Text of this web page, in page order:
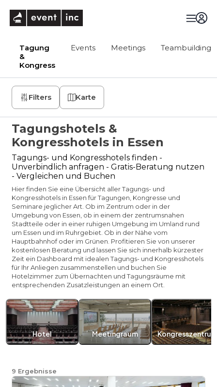
Tagung
&
Kongress
Events Meetings Teambuilding
Filters Karte
Tagungshotels &
Kongresshotels in Essen
Tagungs- und Kongresshotels finden -
Unverbindlich anfragen - Gratis-Beratung nutzen
- Vergleichen und Buchen
Hier finden Sie eine Übersicht aller Tagungs- und
Kongresshotels in Essen für Tagungen, Kongresse und
Seminare jeglicher Art. Ob im Zentrum oder in der
Umgebung von Essen, ob in einem der zentrumsnahen
Stadtteile oder in einer ruhigen Umgebung im Umland rund
um Essen und im Ruhrgebiet. Ob in der Nähe vom
Hauptbahnhof oder im Grünen. Profitieren Sie von unserer
kostenlosen Beratung und lassen Sie sich innerhalb kürzester
Zeit ein Dashboard mit idealen Tagungs- und Kongresshotels
für Ihr Anliegen zusammenstellen und buchen Sie
Hotelzimmer zum Übernachten und Tagungsräume mit
entsprechenden Zusatzleistungen an einem Ort.
Hotel Meetingraum Kongresszentrum
9 Ergebnisse